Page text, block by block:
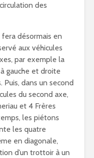
des
désormais en
aux véhicules
par exemple la
gauche et droite
dans un second
du second axe,
et 4 Frères
les piétons
les quatre
en diagonale,
d’un trottoir à un